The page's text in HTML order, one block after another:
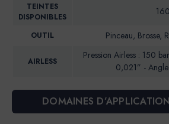
TEINTES
DISPONIBLES
160
OUTIL Pinceau, Brosse,
AIRLESS
Pression Airless : 150
0,021” -
DOMAINES